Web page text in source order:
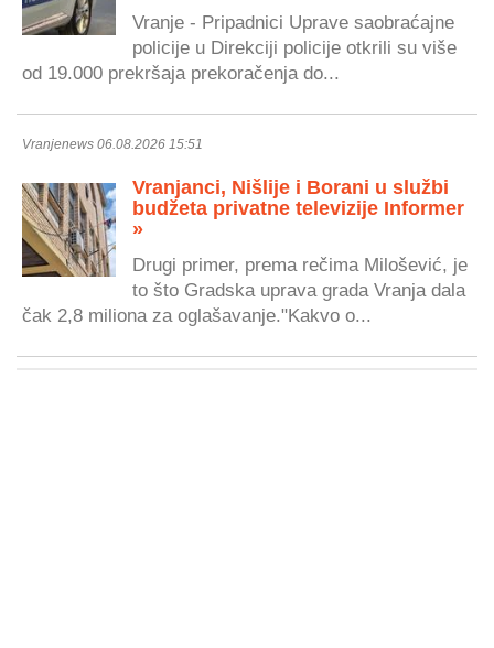
Vranje - Pripadnici Uprave saobraćajne
policije u Direkciji policije otkrili su više
od 19.000 prekršaja prekoračenja do...
Vranjenews 06.08.2026 15:51
Vranjanci, Nišlije i Borani u službi
budžeta privatne televizije Informer
»
Drugi primer, prema rečima Milošević, je
to što Gradska uprava grada Vranja dala
čak 2,8 miliona za oglašavanje."Kakvo o...